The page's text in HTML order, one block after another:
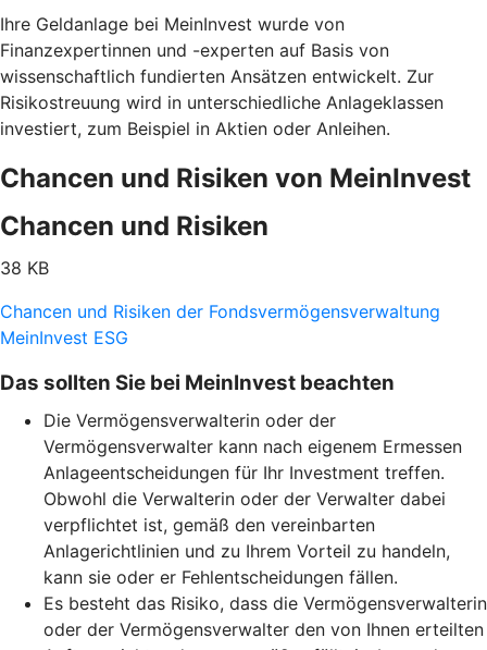
Ihre Geldanlage bei MeinInvest wurde von
Finanzexpertinnen und -experten auf Basis von
wissenschaftlich fundierten Ansätzen entwickelt. Zur
Risikostreuung wird in unterschiedliche Anlageklassen
investiert, zum Beispiel in Aktien oder Anleihen.
Chancen und Risiken von MeinInvest
Chancen und Risiken
38 KB
Chancen und Risiken der Fondsvermögensverwaltung
MeinInvest ESG
Das sollten Sie bei MeinInvest beachten
Die Vermögensverwalterin oder der
Vermögensverwalter kann nach eigenem Ermessen
Anlageentscheidungen für Ihr Investment treffen.
Obwohl die Verwalterin oder der Verwalter dabei
verpflichtet ist, gemäß den vereinbarten
Anlagerichtlinien und zu Ihrem Vorteil zu handeln,
kann sie oder er Fehlentscheidungen fällen.
Es besteht das Risiko, dass die Vermögensverwalterin
oder der Vermögensverwalter den von Ihnen erteilten